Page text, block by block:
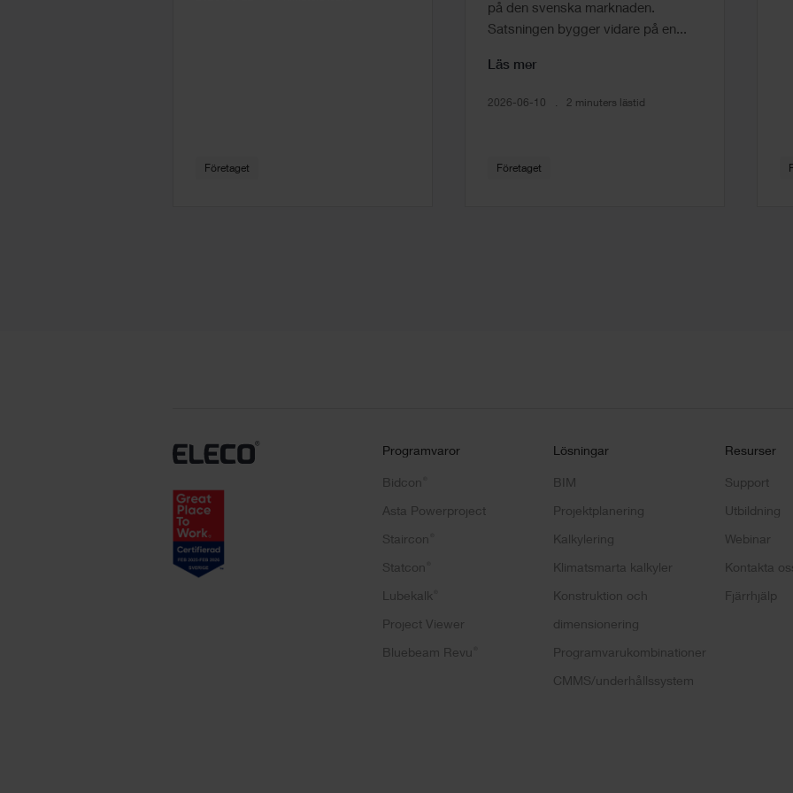
Företaget
på den svenska marknaden.
Satsningen bygger vidare på en...
Läs mer
2026-06-10 2 minuters lästid
Företaget
Programvaror
Bidcon
Asta Powerproject
Staircon
Statcon
Lubekalk
Project Viewer
Bluebeam Revu
Lösningar
BIM
Projektplanering
Kalkylering
Klimatsmarta kalkyler
Konstruktion och
dimensionering
Programvarukombinationer
CMMS/underhållssystem
Resurser
Support
Utbildning
Webinar
Kontakta
Fjärrhjälp